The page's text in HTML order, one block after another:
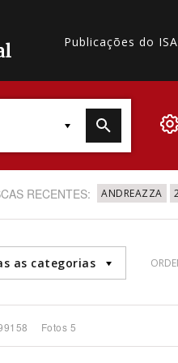
Publicações do ISA
RECENTES: ANDREAZZA
as categorias
Fotos 5